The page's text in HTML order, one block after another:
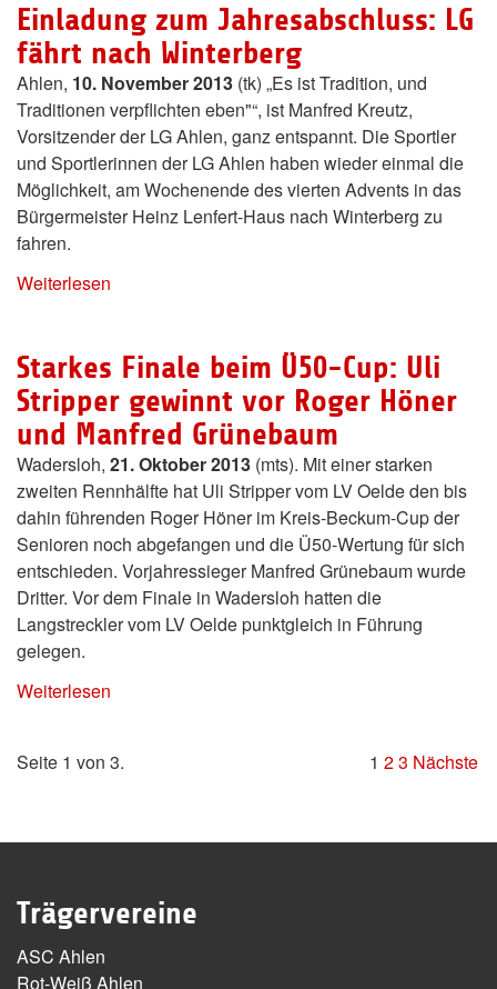
Einladung zum Jahresabschluss: LG
fährt nach Winterberg
Ahlen, 10. November 2013 (tk) „Es ist Tradition, und
Traditionen verpflichten eben"“, ist Manfred Kreutz,
Vorsitzender der LG Ahlen, ganz entspannt. Die Sportler
und Sportlerinnen der LG Ahlen haben wieder einmal die
Möglichkeit, am Wochenende des vierten Advents in das
Bürgermeister Heinz Lenfert-Haus nach Winterberg zu
fahren.
Weiterlesen
Starkes Finale beim Ü50-Cup: Uli
Stripper gewinnt vor Roger Höner
und Manfred Grünebaum
Wadersloh, 21. Oktober 2013 (mts). Mit einer starken
zweiten Rennhälfte hat Uli Stripper vom LV Oelde den bis
dahin führenden Roger Höner im Kreis-Beckum-Cup der
Senioren noch abgefangen und die Ü50-Wertung für sich
entschieden. Vorjahressieger Manfred Grünebaum wurde
Dritter. Vor dem Finale in Wadersloh hatten die
Langstreckler vom LV Oelde punktgleich in Führung
gelegen.
Weiterlesen
Seite 1 von 3. 1 23 Nächste
Trägervereine
ASC Ahlen
Rot-Weiß Ahlen